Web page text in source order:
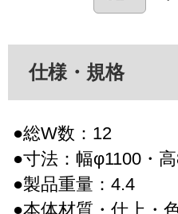
仕様・規格
●総W数：12
●寸法：幅φ1100・
●製品重量：4.4
●本体材質・仕上・